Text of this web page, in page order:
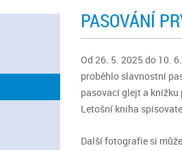
PASOVÁNÍ
Od 26. 5. 2025 do 10.
proběhlo slavnostní
pasovací glejt a knížku
Letošní kniha
Další fotografie si